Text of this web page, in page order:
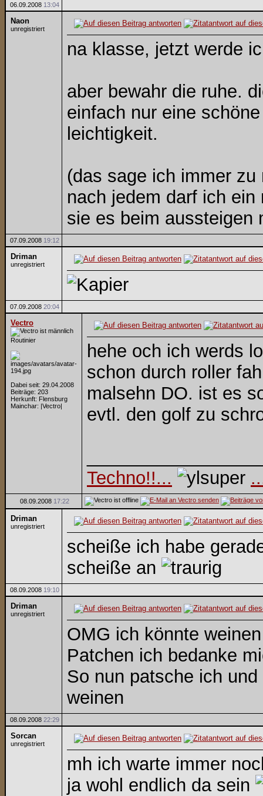
06.09.2008 13:04
Naon
unregistriert
na klasse, jetzt werde
aber bewahr die ruhe.
einfach nur eine
leichtigkeit.
(das sage ich immer
nach jedem darf ich
sie es beim aussteigen
07.09.2008 19:12
Driman
unregistriert
07.09.2008 20:04
Vectro
Routinier
Dabei seit: 29.04.2008
Beiträge: 203
Herkunft: Flensburg
Mainchar: |Vectro|
hehe och ich werds
schon durch roller
malsehn DO. ist es
evtl. den golf zu
Techno!!...
08.09.2008 17:22
Driman
unregistriert
scheiße ich habe
scheiße an
08.09.2008 19:10
Driman
unregistriert
OMG ich könnte
Patchen ich bedanke
So nun patsche ich
weinen
08.09.2008 22:29
Sorcan
unregistriert
mh ich warte immer
ja wohl endlich da sein